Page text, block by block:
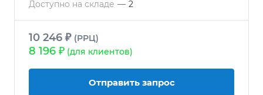
Доступно на складе — 2
10 246 ₽ (РРЦ)
8 196 ₽ (для клиентов)
Отправить запрос